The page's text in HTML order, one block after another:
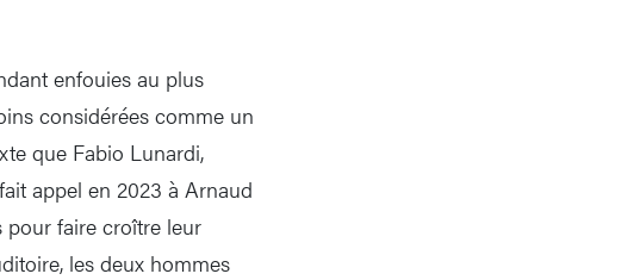
enfouies au plus
considérées comme un
que Fabio Lunardi,
appel en 2023 à Arnaud
pour faire croître leur
les deux hommes